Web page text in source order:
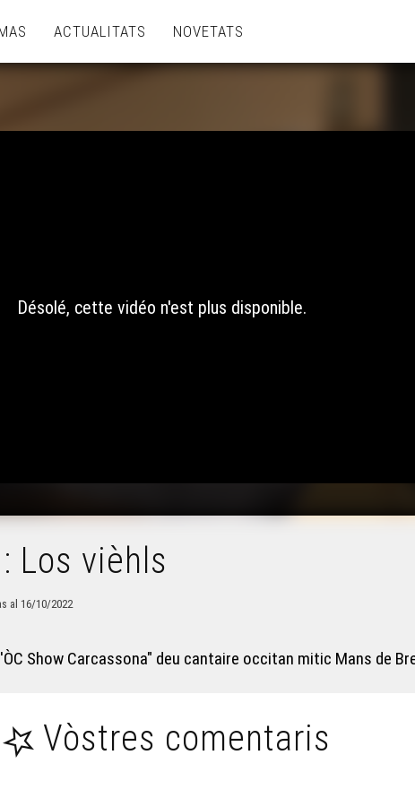
ACTUALITATS NOVETATS
Désolé, cette vidéo n'est plus disponible.
Los vièhls
al 16/10/2022
Show Carcassona" deu cantaire occitan mitic Mans de
Vòstres comentaris